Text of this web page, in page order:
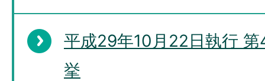
平成29年10月22日執行
挙